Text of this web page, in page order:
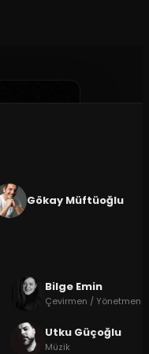
Gökay Müftüoğlu
Bilge Emin
Çevirmen / Yönetmen
Utku Güçoğlu
Müzik